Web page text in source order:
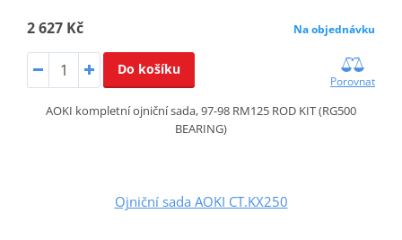
2 627 Kč Na objednávku
Do košíku
Porovnat
AOKI kompletní ojniční sada, 97-98 RM125 ROD KIT (RG500
BEARING)
Ojniční sada AOKI CT.KX250